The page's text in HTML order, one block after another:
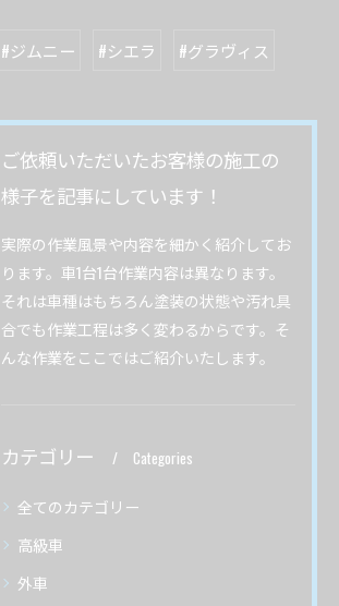
#ジムニー #シエラ #グラヴィス
ご依頼いただいたお客様の施工の
様子を記事にしています！
実際の作業風景や内容を細かく紹介してお
ります。車1台1台作業内容は異なります。
それは車種はもちろん塗装の状態や汚れ具
合でも作業工程は多く変わるからです。そ
んな作業をここではご紹介いたします。
カテゴリー Categories
全てのカテゴリー
高級車
外車